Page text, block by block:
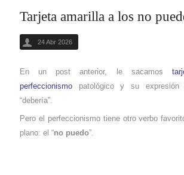
Tarjeta amarilla a los no
24 Abr 2026
En un post anterior, le sacamos
perfeccionismo patológico y su expresión
“debería”.
Pero el perfeccionismo tiene otro verbo
plano: el “no puedo”.